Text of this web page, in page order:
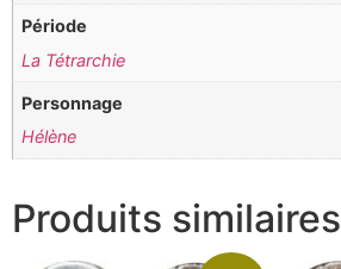
Période
La Tétrarchie
Personnage
Hélène
Produits similaires